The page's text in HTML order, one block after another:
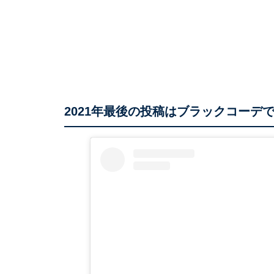
2021年最後の投稿はブラックコーデで